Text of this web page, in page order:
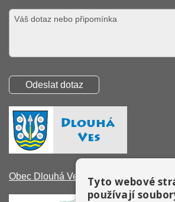
Obec Dlouhá Ves
Tyto webové
používají